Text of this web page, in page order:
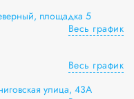
площадка 5
Весь график
Весь график
улица, 43А